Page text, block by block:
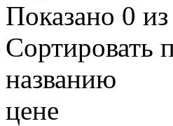
Показано 0 из
Сортировать
названию
цене